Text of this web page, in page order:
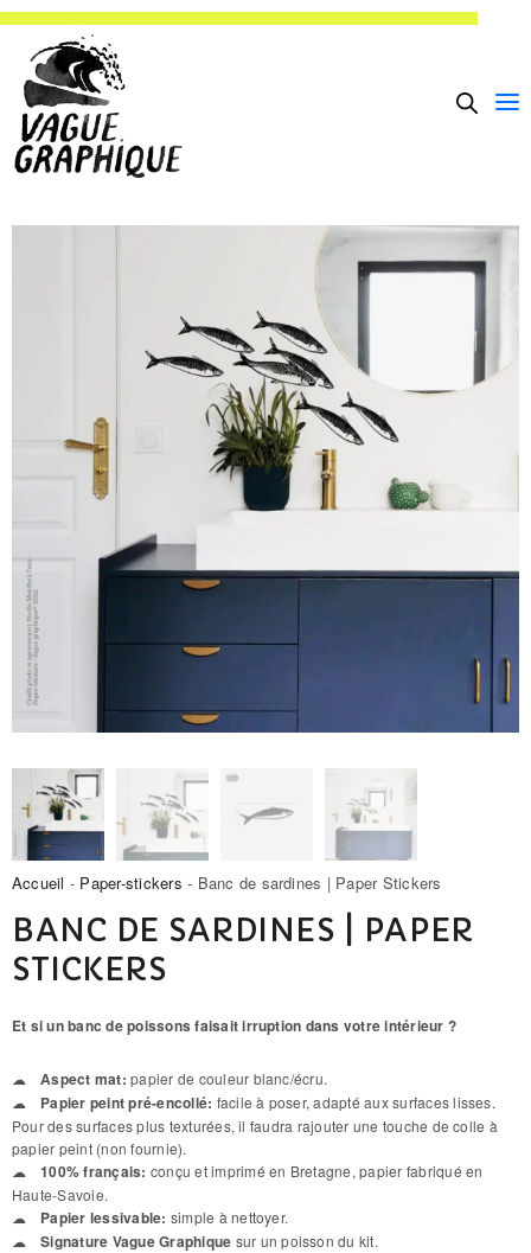
Accueil - Paper-stickers - Banc de sardines | Paper Stickers
BANC DE SARDINES | PAPER
STICKERS
Et si un banc de poissons faisait irruption dans votre intérieur ?
Aspect mat: papier de couleur blanc/écru.
Papier peint pré-encollé: facile à poser, adapté aux surfaces lisses.
Pour des surfaces plus texturées, il faudra rajouter une touche de colle à
papier peint (non fournie).
100% français: conçu et imprimé en Bretagne, papier fabriqué en
Haute-Savoie.
Papier lessivable: simple à nettoyer.
Signature Vague Graphique sur un poisson du kit.